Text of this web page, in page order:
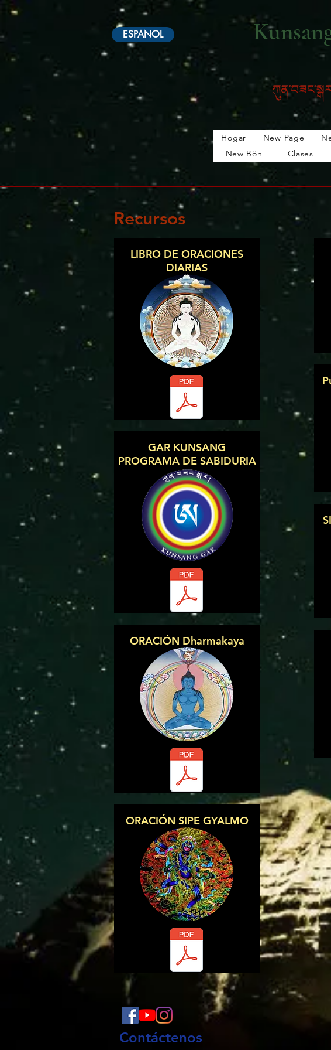
ESPANOL
Hogar New Page
New Bön
Clases
New Page New Page Sobre
Recursos
LIBRO DE ORACIONES
DIARIAS
GAR KUNSANG
PROGRAMA DE SABIDURIA
ORACIÓN Dharmakaya
ORACIÓN SIPE GYALMO
Contáctenos